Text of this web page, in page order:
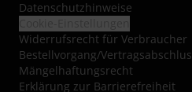
Datenschutzhinweise
Widerrufsrecht für Verbraucher
Bestellvorgang/
Mängelhaftungsrecht
Erklärung zur Barrierefreiheit